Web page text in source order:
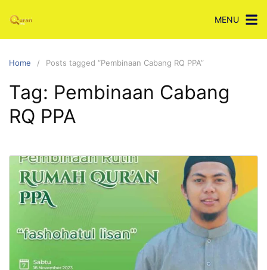
content
MENU
Home Posts tagged “Pembinaan Cabang RQ PPA”
Tag: Pembinaan Cabang
RQ PPA